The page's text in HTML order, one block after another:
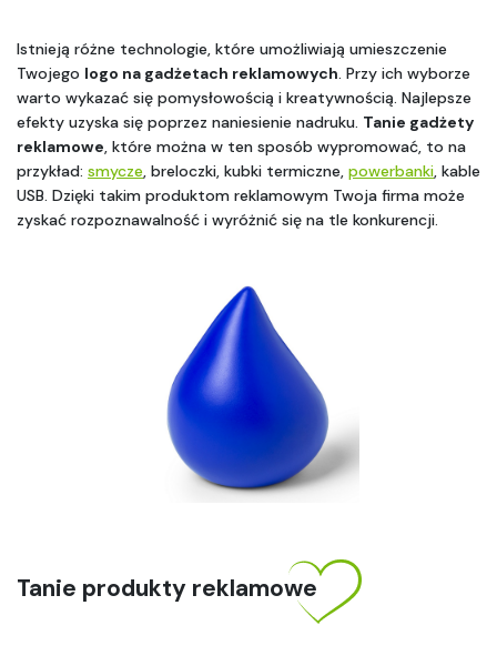
Istnieją różne technologie, które umożliwiają umieszczenie
Twojego logo na gadżetach reklamowych . Przy ich wyborze
warto wykazać się pomysłowością i kreatywnością. Najlepsze
efekty uzyska się poprzez naniesienie nadruku. Tanie gadżety
reklamowe , które można w ten sposób wypromować, to na
przykład: smycze , breloczki, kubki termiczne, powerbanki , kable
USB. Dzięki takim produktom reklamowym Twoja firma może
zyskać rozpoznawalność i wyróżnić się na tle konkurencji.
Tanie produkty reklamowe